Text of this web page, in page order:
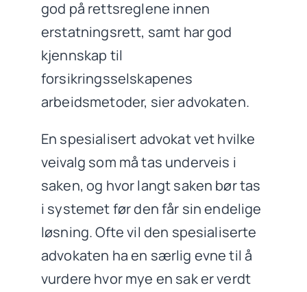
god på rettsreglene innen
erstatningsrett, samt har god
kjennskap til
forsikringsselskapenes
arbeidsmetoder, sier advokaten.
En spesialisert advokat vet hvilke
veivalg som må tas underveis i
saken, og hvor langt saken bør tas
i systemet før den får sin endelige
løsning. Ofte vil den spesialiserte
advokaten ha en særlig evne til å
vurdere hvor mye en sak er verdt